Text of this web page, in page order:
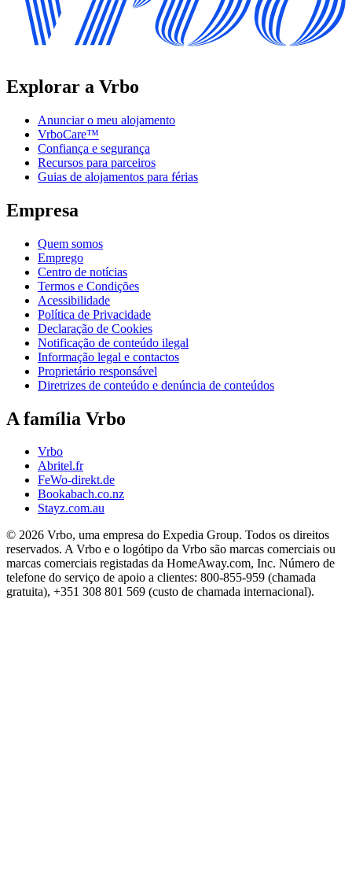
Explorar a Vrbo
Anunciar o meu alojamento
VrboCare™
Confiança e segurança
Recursos para parceiros
Guias de alojamentos para férias
Empresa
Quem somos
Emprego
Centro de notícias
Termos e Condições
Acessibilidade
Política de Privacidade
Declaração de Cookies
Notificação de conteúdo ilegal
Informação legal e contactos
Proprietário responsável
Diretrizes de conteúdo e denúncia de conteúdos
A família Vrbo
Vrbo
Abritel.fr
FeWo-direkt.de
Bookabach.co.nz
Stayz.com.au
© 2026 Vrbo, uma empresa do Expedia Group. Todos os direitos
reservados. A Vrbo e o logótipo da Vrbo são marcas comerciais ou
marcas comerciais registadas da HomeAway.com, Inc. Número de
telefone do serviço de apoio a clientes: 800-855-959 (chamada
gratuita), +351 308 801 569 (custo de chamada internacional).